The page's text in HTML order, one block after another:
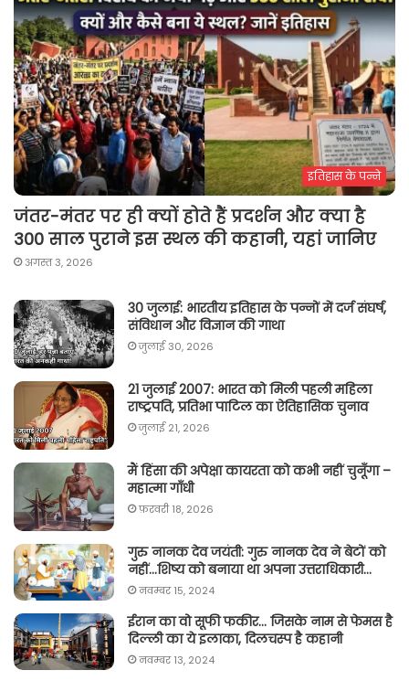
इतिहास के पन्ने
जंतर-मंतर पर ही क्यों होते हैं प्रदर्शन और क्या है
300 साल पुराने इस स्थल की कहानी, यहां जानिए
अगस्त 3, 2026
30 जुलाई: भारतीय इतिहास के पन्नों में दर्ज संघर्ष,
संविधान और विज्ञान की गाथा
जुलाई 30, 2026
21 जुलाई 2007: भारत को मिली पहली महिला
राष्ट्रपति, प्रतिभा पाटिल का ऐतिहासिक चुनाव
जुलाई 21, 2026
मैं हिंसा की अपेक्षा कायरता को कभी नहीं चुनूँगा –
महात्मा गाँधी
फ़रवरी 18, 2026
गुरु नानक देव जयंती: गुरु नानक देव ने बेटों को
नहीं…शिष्य को बनाया था अपना उत्तराधिकारी…
नवम्बर 15, 2024
ईरान का वो सूफी फकीर… जिसके नाम से फेमस है
दिल्ली का ये इलाका, दिलचस्प है कहानी
नवम्बर 13, 2024